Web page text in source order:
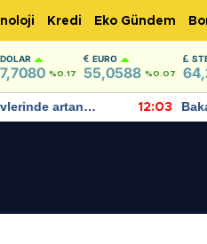
Kredi Eko Gündem
DOLAR
%0.17
EURO
55,0588 %0.07
artan
ediyor
12:03
için